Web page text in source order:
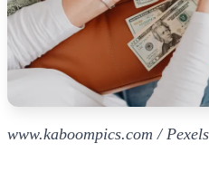
www.kaboompics.com / Pexels